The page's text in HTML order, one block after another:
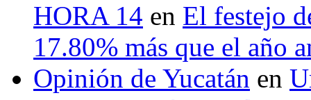
HORA 14 en El festejo
17.80% más que el año
Opinión de Yucatán en